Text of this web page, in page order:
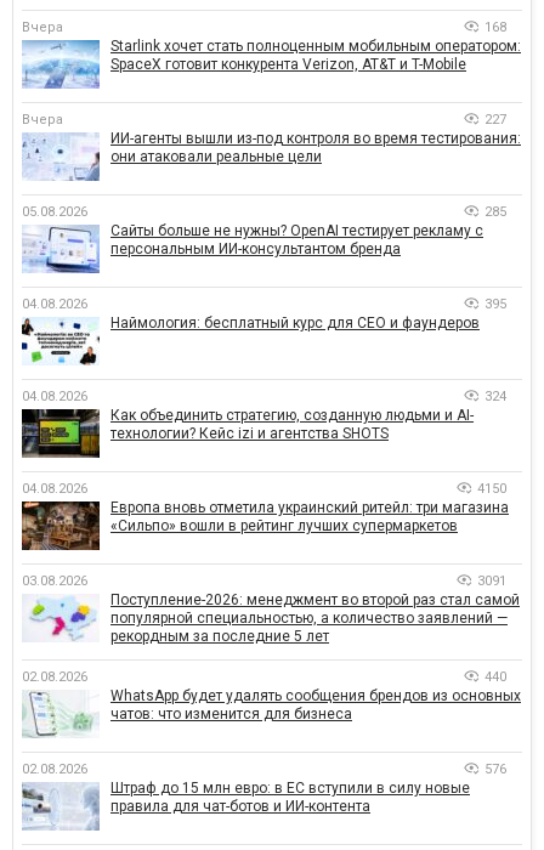
Вчера 168
Starlink хочет стать полноценным мобильным оператором:
SpaceX готовит конкурента Verizon, AT&T и T-Mobile
Вчера 227
ИИ-агенты вышли из-под контроля во время тестирования:
они атаковали реальные цели
05.08.2026 285
Сайты больше не нужны? OpenAI тестирует рекламу с
персональным ИИ-консультантом бренда
04.08.2026 395
Наймология: бесплатный курс для CEO и фаундеров
04.08.2026 324
Как объединить стратегию, созданную людьми и AI-
технологии? Кейс izi и агентства SHOTS
04.08.2026 4150
Европа вновь отметила украинский ритейл: три магазина
«Сильпо» вошли в рейтинг лучших супермаркетов
03.08.2026 3091
Поступление-2026: менеджмент во второй раз стал самой
популярной специальностью, а количество заявлений —
рекордным за последние 5 лет
02.08.2026 440
WhatsApp будет удалять сообщения брендов из основных
чатов: что изменится для бизнеса
02.08.2026 576
Штраф до 15 млн евро: в ЕС вступили в силу новые
правила для чат-ботов и ИИ-контента